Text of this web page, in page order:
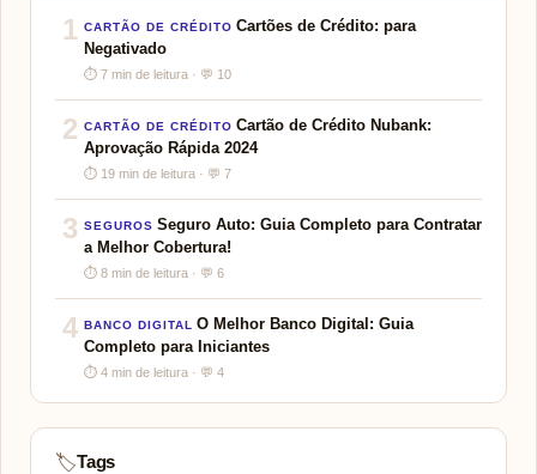
1 CARTÃO DE CRÉDITO Cartões de Crédito: para
Negativado
⏱ 7 min de leitura · 💬 10
2 CARTÃO DE CRÉDITO Cartão de Crédito Nubank:
Aprovação Rápida 2024
⏱ 19 min de leitura · 💬 7
3 SEGUROS Seguro Auto: Guia Completo para Contratar
a Melhor Cobertura!
⏱ 8 min de leitura · 💬 6
4 BANCO DIGITAL O Melhor Banco Digital: Guia
Completo para Iniciantes
⏱ 4 min de leitura · 💬 4
🏷️Tags